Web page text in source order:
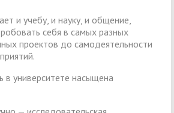
и учебу, и науку, и общение,
себя в самых разных
проектов до самодеятельности
в университете насыщена